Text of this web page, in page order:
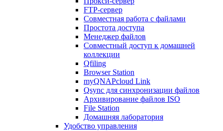
FTP-сервер
Совместная работа с файлами
Простота доступа
Менеджер файлов
Совместный доступ к домашней
коллекции
Qfiling
Browser Station
myQNAPcloud Link
Qsync для синхронизации файлов
Архивирование файлов ISO
File Station
Домашняя лаборатория
Удобство управления